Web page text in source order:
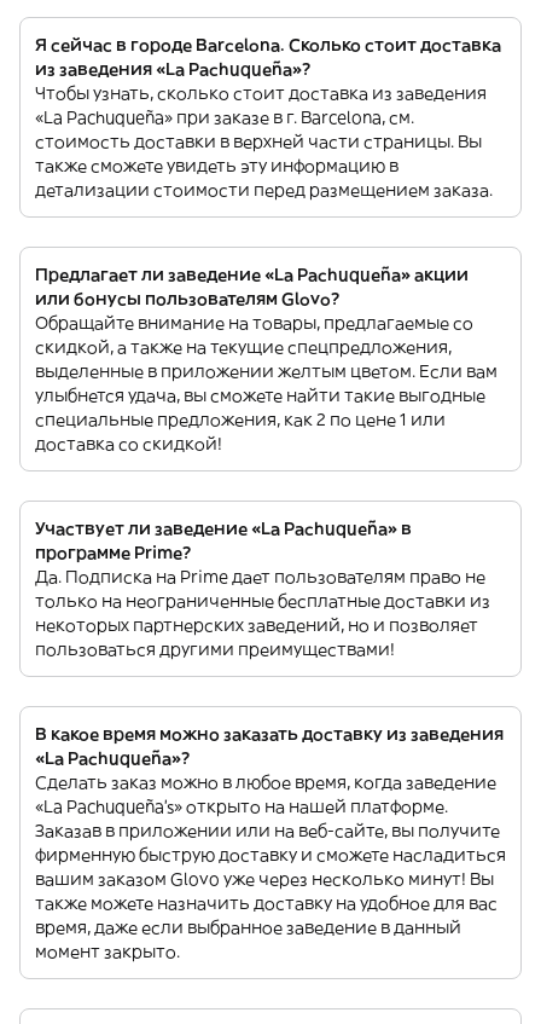
Я сейчас в городе Barcelona. Сколько стоит доставка
из заведения «La Pachuqueña»?
Чтобы узнать, сколько стоит доставка из заведения
«La Pachuqueña» при заказе в г. Barcelona, см.
стоимость доставки в верхней части страницы. Вы
также сможете увидеть эту информацию в
детализации стоимости перед размещением заказа.
Предлагает ли заведение «La Pachuqueña» акции
или бонусы пользователям Glovo?
Обращайте внимание на товары, предлагаемые со
скидкой, а также на текущие спецпредложения,
выделенные в приложении желтым цветом. Если вам
улыбнется удача, вы сможете найти такие выгодные
специальные предложения, как 2 по цене 1 или
доставка со скидкой!
Участвует ли заведение «La Pachuqueña» в
программе Prime?
Да. Подписка на Prime дает пользователям право не
только на неограниченные бесплатные доставки из
некоторых партнерских заведений, но и позволяет
пользоваться другими преимуществами!
В какое время можно заказать доставку из заведения
«La Pachuqueña»?
Сделать заказ можно в любое время, когда заведение
«La Pachuqueña’s» открыто на нашей платформе.
Заказав в приложении или на веб-сайте, вы получите
фирменную быструю доставку и сможете насладиться
вашим заказом Glovo уже через несколько минут! Вы
также можете назначить доставку на удобное для вас
время, даже если выбранное заведение в данный
момент закрыто.